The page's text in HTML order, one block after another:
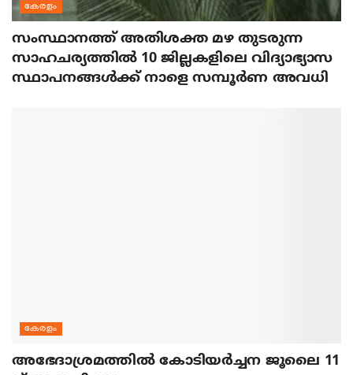
കേരളം
സംസ്ഥാനത്ത് അതിശക്ത മഴ തുടരുന്ന
സാഹചര്യത്തിൽ 10 ജില്ലകളിലെ വിദ്യാഭ്യാസ
സ്ഥാപനങ്ങൾക്ക് നാളെ സമ്പൂർണ അവധി
കേരളം
അഭേദാശ്രമത്തില്‍ കോടിയര്‍ച്ചന ജൂലൈ 11